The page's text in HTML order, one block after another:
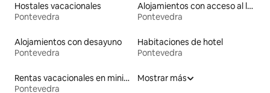
Hostales vacacionales
Pontevedra
Alojamientos con acceso al lago
Pontevedra
Alojamientos con desayuno
Pontevedra
Habitaciones de hotel
Pontevedra
Rentas vacacionales en minicasas
Pontevedra
Mostrar más